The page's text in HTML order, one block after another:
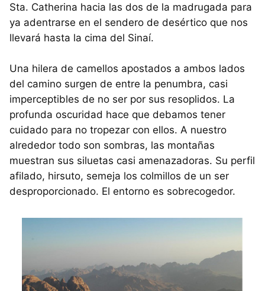
Sta. Catherina hacia las dos de la madrugada para
ya adentrarse en el sendero de desértico que nos
llevará hasta la cima del Sinaí.
Una hilera de camellos apostados a ambos lados
del camino surgen de entre la penumbra, casi
imperceptibles de no ser por sus resoplidos. La
profunda oscuridad hace que debamos tener
cuidado para no tropezar con ellos. A nuestro
alrededor todo son sombras, las montañas
muestran sus siluetas casi amenazadoras. Su perfil
afilado, hirsuto, semeja los colmillos de un ser
desproporcionado. El entorno es sobrecogedor.